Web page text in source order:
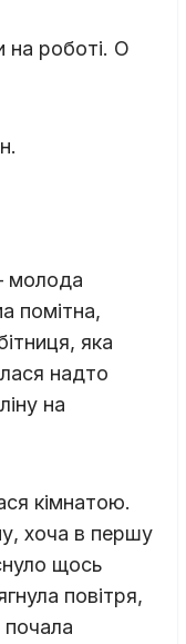
роботі. О
молода
помітна,
яка
надто
на
кімнатою.
хоча в першу
щось
повітря,